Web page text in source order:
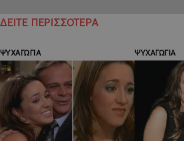
ΔΕΙΤΕ ΠΕΡΙΣΣΟΤΕΡΑ
ΨΥΧΑΓΩΓΙΑ ΨΥΧΑΓΩΓΙΑ